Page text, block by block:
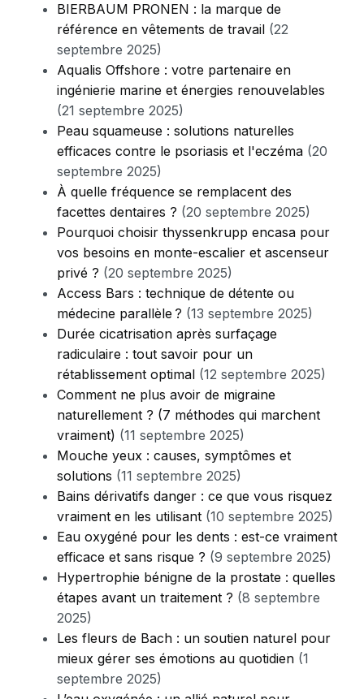
BIERBAUM PRONEN : la marque de
référence en vêtements de travail (22
septembre 2025)
Aqualis Offshore : votre partenaire en
ingénierie marine et énergies renouvelables
(21 septembre 2025)
Peau squameuse : solutions naturelles
efficaces contre le psoriasis et l'eczéma (20
septembre 2025)
À quelle fréquence se remplacent des
facettes dentaires ? (20 septembre 2025)
Pourquoi choisir thyssenkrupp encasa pour
vos besoins en monte-escalier et ascenseur
privé ? (20 septembre 2025)
Access Bars : technique de détente ou
médecine parallèle ? (13 septembre 2025)
Durée cicatrisation après surfaçage
radiculaire : tout savoir pour un
rétablissement optimal (12 septembre 2025)
Comment ne plus avoir de migraine
naturellement ? (7 méthodes qui marchent
vraiment) (11 septembre 2025)
Mouche yeux : causes, symptômes et
solutions (11 septembre 2025)
Bains dérivatifs danger : ce que vous risquez
vraiment en les utilisant (10 septembre 2025)
Eau oxygéné pour les dents : est-ce vraiment
efficace et sans risque ? (9 septembre 2025)
Hypertrophie bénigne de la prostate : quelles
étapes avant un traitement ? (8 septembre
2025)
Les fleurs de Bach : un soutien naturel pour
mieux gérer ses émotions au quotidien (1
septembre 2025)